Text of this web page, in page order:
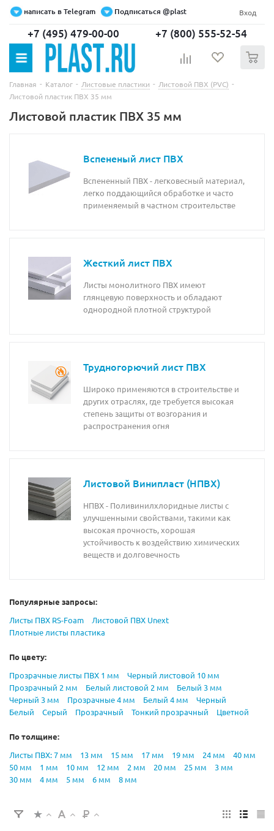
написать в Telegram Подписаться @plast Вход
+7 (495) 479-00-00 +7 (800) 555-52-54
Главная - Каталог - Листовые пластики - Листовой ПВХ (PVC) -
Листовой пластик ПВХ 35 мм
Листовой пластик ПВХ 35 мм
Вспененый лист ПВХ
Вспененный ПВХ - легковесный материал,
легко поддающийся обработке и часто
применяемый в частном строительстве
Жесткий лист ПВХ
Листы монолитного ПВХ имеют
глянцевую поверхность и обладают
однородной плотной структурой
Трудногорючий лист ПВХ
Широко применяются в строительстве и
других отраслях, где требуется высокая
степень защиты от возгорания и
распространения огня
Листовой Винипласт (НПВХ)
НПВХ - Поливинилхлоридные листы с
улучшенными свойствами, такими как
высокая прочность, хорошая
устойчивость к воздействию химических
веществ и долговечность
Популярные запросы:
Листы ПВХ RS-Foam
Листовой ПВХ Unext
Плотные листы пластика
По цвету:
Прозрачные листы ПВХ 1 мм
Черный листовой 10 мм
Прозрачный 2 мм
Белый листовой 2 мм
Белый 3 мм
Черный 3 мм
Прозрачные 4 мм Белый 4 мм
Черный
Белый
Серый Прозрачный Тонкий прозрачный Цветной
По толщине:
Листы ПВХ: 7 мм
13 мм 15 мм 17 мм 19 мм 24 мм
40 мм
50 мм
1 мм 10 мм 12 мм 2 мм 20 мм 25 мм
3 мм
30 мм
4 мм 5 мм 6 мм 8 мм